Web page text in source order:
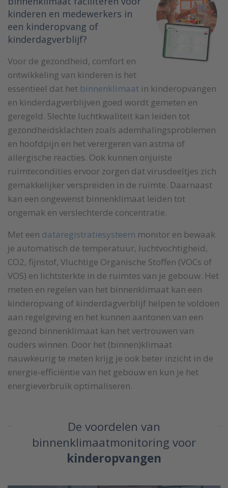
kinderen en medewerkers in
een kinderopvang of
kinderdagverblijf?
Voor de gezondheid, comfort en
ontwikkeling van kinderen is het
essentieel dat het binnenklimaat in kinderopvangen
en kinderdagverblijven goed wordt gemeten en
geregeld. Slechte luchtkwaliteit kan leiden tot
gezondheidsklachten zoals ademhalingsproblemen
en hoofdpijn en het verergeren van astma of
allergische reacties. Ook kunnen onjuiste
ruimtecondities ervoor zorgen dat virusdeeltjes zich
gemakkelijker verspreiden in de ruimte. Daarnaast
kan een ongewenst binnenklimaat leiden tot
ongemak en verslechterde concentratie.
Met een dataregistratiesysteem monitor en bewaak
je automatisch de temperatuur, luchtvochtigheid,
CO2, fijnstof, Vluchtige Organische Stoffen (VOCs of
VOS) en lichtsterkte in de ruimtes van je gebouw. Het
meten en regelen van het binnenklimaat kan een
kinderopvang of kinderdagverblijf helpen te voldoen
aan regelgeving en het kunnen aantonen van een
gezond binnenklimaat kan het vertrouwen van
ouders winnen. Door het (binnen)klimaat
nauwkeurig te meten krijg je ook beter inzicht in de
energie-efficiëntie van het gebouw en kun je het
energieverbruik optimaliseren.
De voordelen van
binnenklimaatmonitoring voor
kinderopvangen